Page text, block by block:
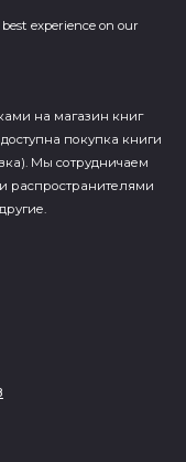
experience on our
на магазин книг
покупка книги
Мы сотрудничаем
распространителями